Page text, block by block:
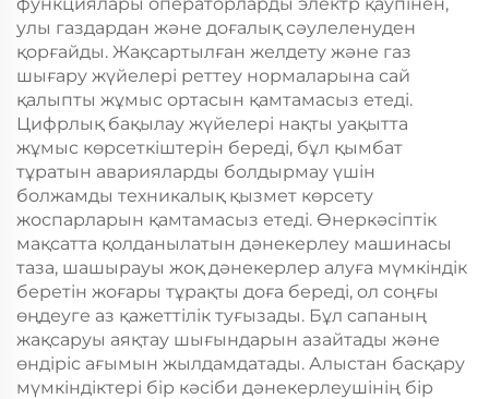
улы газдардан және доғалық сәулеленуден
қорғайды. Жақсартылған желдету және газ
шығару жүйелері реттеу нормаларына сай
қалыпты жұмыс ортасын қамтамасыз етеді.
Цифрлық бақылау жүйелері нақты уақытта
жұмыс көрсеткіштерін береді, бұл қымбат
тұратын аварияларды болдырмау үшін
болжамды техникалық қызмет көрсету
жоспарларын қамтамасыз етеді. Өнеркәсіптік
мақсатта қолданылатын дәнекерлеу машинасы
таза, шашырауы жоқ дәнекерлер алуға мүмкіндік
беретін жоғары тұрақты доға береді, ол соңғы
өңдеуге аз қажеттілік туғызады. Бұл сапаның
жақсаруы аяқтау шығындарын азайтады және
өндіріс ағымын жылдамдатады. Алыстан басқару
мүмкіндіктері бір кәсіби дәнекерлеушінің бір